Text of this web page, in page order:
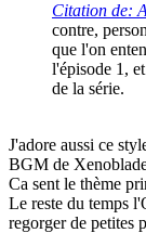
Citation de:
contre,
que l'on
l'épisode 1,
de la série.
J'adore aussi ce
BGM de
Ca sent le thème
Le reste du temps
regorger de petites